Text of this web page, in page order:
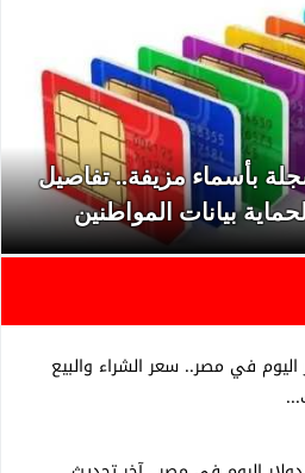
بأسماء مزيفة.. تفاصيل
بيانات المواطنين
اليوم في مصر.. سعر الشراء والبيع